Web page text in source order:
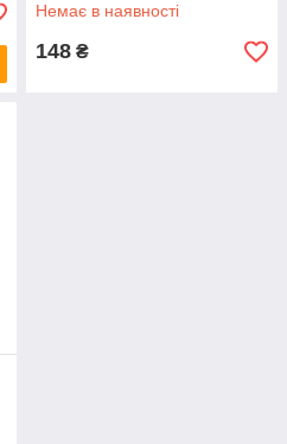
Немає в наявності
148 ₴